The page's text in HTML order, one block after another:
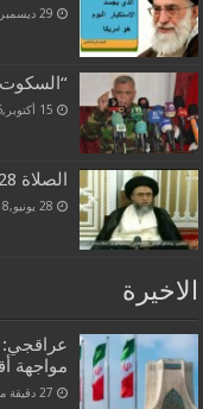
29 ديسمبر,2015
15 أكتوبر,2016
الصلاة 28 – السيد صباح شبر
28 يونيو,2018
الاخيرة
عراقجي:
مواجهة